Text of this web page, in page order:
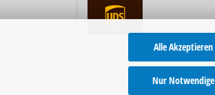
Alle Akzeptieren
Nur Notwendige